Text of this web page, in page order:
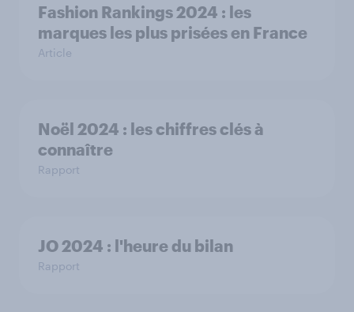
Fashion Rankings 2024 : les
marques les plus prisées en France
Article
Noël 2024 : les chiffres clés à
connaître
Rapport
JO 2024 : l'heure du bilan
Rapport